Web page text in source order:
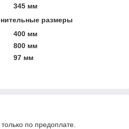
345 мм
размеры
400 мм
800 мм
97 мм
по предоплате.